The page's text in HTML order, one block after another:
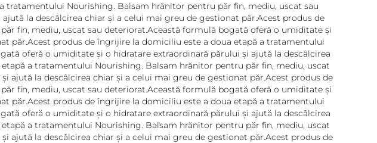
Nourishing. Balsam hrănitor pentru păr fin, mediu, uscat sau
la descâlcirea chiar și a celui mai greu de gestionat păr.Acest produs de
fin, mediu, uscat sau deteriorat.Această formulă bogată oferă o umiditate și
păr.Acest produs de îngrijire la domiciliu este a doua etapă a tratamentului
oferă o umiditate și o hidratare extraordinară părului și ajută la descâlcirea
a tratamentului Nourishing. Balsam hrănitor pentru păr fin, mediu, uscat
ajută la descâlcirea chiar și a celui mai greu de gestionat păr.Acest produs de
fin, mediu, uscat sau deteriorat.Această formulă bogată oferă o umiditate și
păr.Acest produs de îngrijire la domiciliu este a doua etapă a tratamentului
oferă o umiditate și o hidratare extraordinară părului și ajută la descâlcirea
a tratamentului Nourishing. Balsam hrănitor pentru păr fin, mediu, uscat
ajută la descâlcirea chiar și a celui mai greu de gestionat păr.Acest produs de